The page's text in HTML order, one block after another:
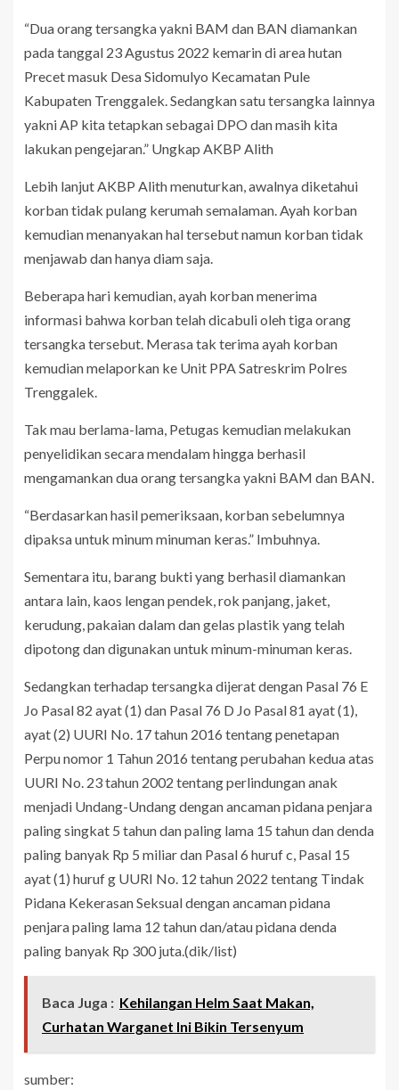
“Dua orang tersangka yakni BAM dan BAN diamankan
pada tanggal 23 Agustus 2022 kemarin di area hutan
Precet masuk Desa Sidomulyo Kecamatan Pule
Kabupaten Trenggalek. Sedangkan satu tersangka lainnya
yakni AP kita tetapkan sebagai DPO dan masih kita
lakukan pengejaran.” Ungkap AKBP Alith
Lebih lanjut AKBP Alith menuturkan, awalnya diketahui
korban tidak pulang kerumah semalaman. Ayah korban
kemudian menanyakan hal tersebut namun korban tidak
menjawab dan hanya diam saja.
Beberapa hari kemudian, ayah korban menerima
informasi bahwa korban telah dicabuli oleh tiga orang
tersangka tersebut. Merasa tak terima ayah korban
kemudian melaporkan ke Unit PPA Satreskrim Polres
Trenggalek.
Tak mau berlama-lama, Petugas kemudian melakukan
penyelidikan secara mendalam hingga berhasil
mengamankan dua orang tersangka yakni BAM dan BAN.
“Berdasarkan hasil pemeriksaan, korban sebelumnya
dipaksa untuk minum minuman keras.” Imbuhnya.
Sementara itu, barang bukti yang berhasil diamankan
antara lain, kaos lengan pendek, rok panjang, jaket,
kerudung, pakaian dalam dan gelas plastik yang telah
dipotong dan digunakan untuk minum-minuman keras.
Sedangkan terhadap tersangka dijerat dengan Pasal 76 E
Jo Pasal 82 ayat (1) dan Pasal 76 D Jo Pasal 81 ayat (1),
ayat (2) UURI No. 17 tahun 2016 tentang penetapan
Perpu nomor 1 Tahun 2016 tentang perubahan kedua atas
UURI No. 23 tahun 2002 tentang perlindungan anak
menjadi Undang-Undang dengan ancaman pidana penjara
paling singkat 5 tahun dan paling lama 15 tahun dan denda
paling banyak Rp 5 miliar dan Pasal 6 huruf c, Pasal 15
ayat (1) huruf g UURI No. 12 tahun 2022 tentang Tindak
Pidana Kekerasan Seksual dengan ancaman pidana
penjara paling lama 12 tahun dan/atau pidana denda
paling banyak Rp 300 juta.(dik/list)
Baca Juga : Kehilangan Helm Saat Makan,
Curhatan Warganet Ini Bikin Tersenyum
sumber: